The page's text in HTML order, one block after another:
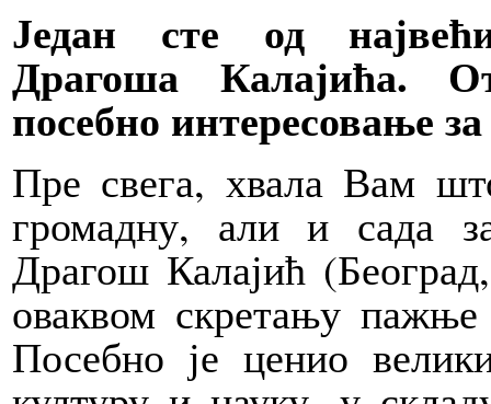
Један сте од
Драгоша Калајића.
посебно интересовање
Пре свега, хвала Вам
громадну, али и сада
Драгош Калајић
оваквом скретању
Посебно је ценио